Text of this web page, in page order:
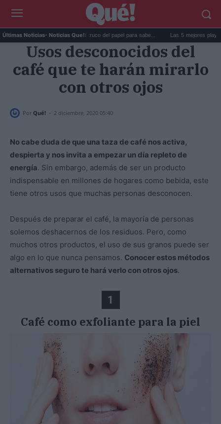
Últimas Noticias- Noticias Que!:
La goma de la nevera: el truco del papel para sabe... Las 5 mejores playas de
Usos desconocidos del
café que te harán mirarlo
con otros ojos
Por Qué! - 2 diciembre, 2020 05:40
No cabe duda de que una taza de café nos activa,
despierta y nos invita a empezar un día repleto de
energía. Sin embargo, además de ser un producto
indispensable en millones de hogares como bebida, este
tiene otros usos que muchas personas desconocen.
Después de preparar el café, la mayoría de personas
solemos deshacernos de los residuos. Pero, como
muchos otros productos, el uso de sus granos puede ser
algo en lo que nunca pensamos. Conocer estos métodos
alternativos seguro te hará verlo con otros ojos.
1
Café como exfoliante para la piel